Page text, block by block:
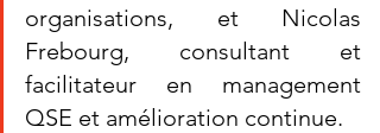
organisations, et Nicolas
Frebourg, consultant et
facilitateur en management
QSE et amélioration continue.